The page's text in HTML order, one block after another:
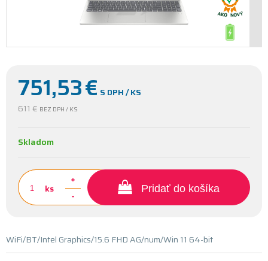
751,53€ S DPH / KS
611 € BEZ DPH / KS
Skladom
ks
+
-
Pridať do košíka
WiFi/BT/Intel Graphics/15.6 FHD AG/num/Win 11 64-bit